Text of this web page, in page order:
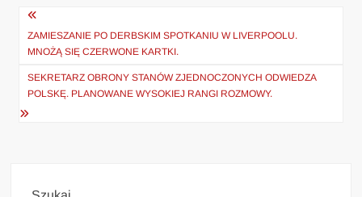
Nawigacja
wpisu
ZAMIESZANIE PO DERBSKIM SPOTKANIU W LIVERPOOLU.
MNOŻĄ SIĘ CZERWONE KARTKI.
SEKRETARZ OBRONY STANÓW ZJEDNOCZONYCH ODWIEDZA
POLSKĘ. PLANOWANE WYSOKIEJ RANGI ROZMOWY.